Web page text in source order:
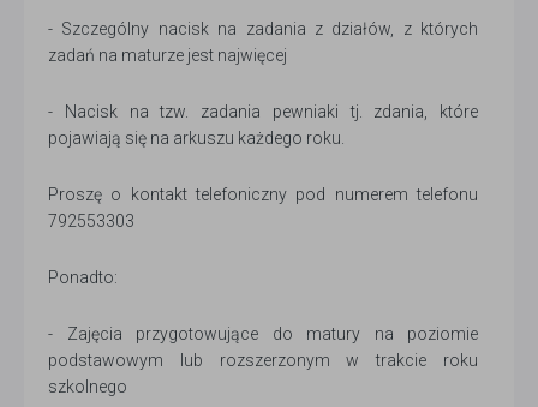
- Szczególny nacisk na zadania z działów, z których
zadań na maturze jest najwięcej
- Nacisk na tzw. zadania pewniaki tj. zdania, które
pojawiają się na arkuszu każdego roku.
Proszę o kontakt telefoniczny pod numerem telefonu
792553303
Ponadto:
- Zajęcia przygotowujące do matury na poziomie
podstawowym lub rozszerzonym w trakcie roku
szkolnego